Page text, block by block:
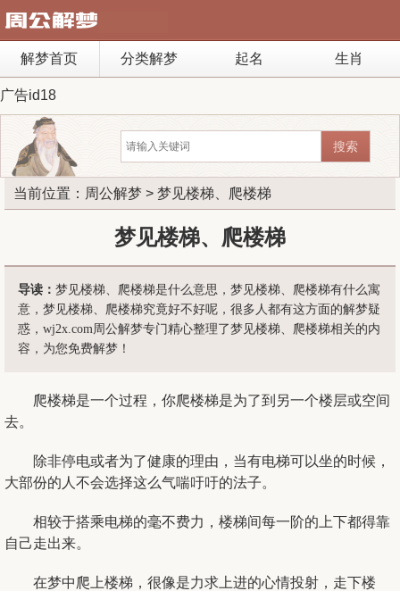
解梦首页 分类解梦 起名 生肖
广告id18
当前位置： 周公解梦 > 梦见楼梯、爬楼梯
梦见楼梯、爬楼梯
导读： 梦见楼梯、爬楼梯是什么意思，梦见楼梯、爬楼梯有什么寓
意，梦见楼梯、爬楼梯究竟好不好呢，很多人都有这方面的解梦疑
惑，wj2x.com周公解梦专门精心整理了梦见楼梯、爬楼梯相关的内
容，为您免费解梦！
爬楼梯是一个过程，你爬楼梯是为了到另一个楼层或空间
去。
除非停电或者为了健康的理由，当有电梯可以坐的时候，
大部份的人不会选择这么气喘吁吁的法子。
相较于搭乘电梯的毫不费力，楼梯间每一阶的上下都得靠
自己走出来。
在梦中爬上楼梯，很像是力求上进的心情投射，走下楼